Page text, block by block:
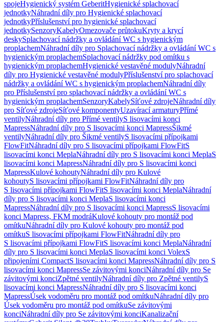
spojeHygienický systém GeberitHygienické splachovací
jednotkyNáhradní díly pro Hygienické splachovací
jednotkyPříslušenství pro hygienické splachovací
jednotkySenzoryKabelyOmezovače průtokuKryty a krycí
deskySplachovací nádržky a ovládání WC s hygienickým
proplachemNáhradní díly pro Splachovací nádržky a ovládání WC s
hygienickým proplachemSplachovací nádržky pod omítku s
hygienickým proplachemHygienické vestavěné modulyNáhradní
díly pro Hygienické vestavěné modulyPříslušenství pro splachovací
nádržky a ovládání WC s hygienickým proplachemNáhradní díly
pro Příslušenství pro splachovací nádržky a ovládání WC s
hygienickým proplachemSenzoryKabelySíťové zdrojeNáhradní díly
pro Síťové zdrojeSíťové komponentyUzavírací armaturyPřímé
ventilyNáhradní díly pro Přímé ventilyS lisovacími konci
MapressNáhradní díly pro S lisovacími konci MapressŠikmé
ventilyNáhradní díly pro Šikmé ventilyS lisovacími přípojkami
FlowFitNáhradní díly pro S lisovacími přípojkami FlowFitS
lisovacími konci MeplaNáhradní díly pro S lisovacími konci MeplaS
lisovacími konci MapressNáhradní díly pro S lisovacími konci
MapressKulové kohoutyNáhradní díly pro Kulové
kohoutyS lisovacími přípojkami FlowFitNáhradní díly pro
S lisovacími přípojkami FlowFitS lisovacími konci MeplaNáhradní
díly pro S lisovacími konci MeplaS lisovacími konci
MapressNáhradní díly pro S lisovacími konci MapressS lisovacími
konci Mapress, FKM modráKulové kohouty pro montáž pod
omítkuNáhradní díly pro Kulové kohouty pro montáž pod
omítkuS lisovacími přípojkami FlowFitNáhradní díly pro
S lisovacími přípojkami FlowFitS lisovacími konci MeplaNáhradní
díly pro S lisovacími konci MeplaS lisovacími konci VolexS
připojeními CompactS lisovacími konci MapressNáhradní díly pro S
lisovacími konci MapressSe závitovými konciNáhradní díly pro Se
závitovými konciZpětné ventilyNáhradní díly pro Zpětné ventilyS
lisovacími konci MapressNáhradní díly pro S lisovacími konci
MapressÚsek vodoměru pro montáž pod omítkuNáhradní díly pro
Úsek vodoměru pro montáž pod omítkuSe závitovými
konciNáhradní díly pro Se závitovými konciKanalizační